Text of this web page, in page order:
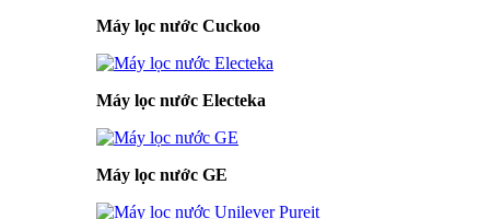
Máy lọc nước Cuckoo
Máy lọc nước Electeka
Máy lọc nước GE